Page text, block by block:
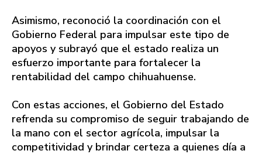
Asimismo, reconoció la coordinación con el
Gobierno Federal para impulsar este tipo de
apoyos y subrayó que el estado realiza un
esfuerzo importante para fortalecer la
rentabilidad del campo chihuahuense.
Con estas acciones, el Gobierno del Estado
refrenda su compromiso de seguir trabajando de
la mano con el sector agrícola, impulsar la
competitividad y brindar certeza a quienes día a